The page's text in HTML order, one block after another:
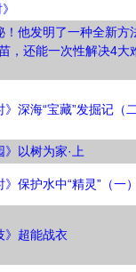
！他发明了一种全新方
，还能一次性解决4大
》深海“宝藏”发掘记（
》以树为家·上
》保护水中“精灵”（一
》超能战衣